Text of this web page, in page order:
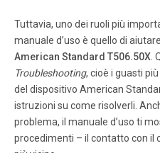
Tuttavia, uno dei ruoli più
manuale d’uso è quello di
American Standard T506.50X .
Troubleshooting, cioè i guasti
del dispositivo American
istruzioni su come risolverli.
problema, il manuale d’uso ti
procedimenti – il contatto con il